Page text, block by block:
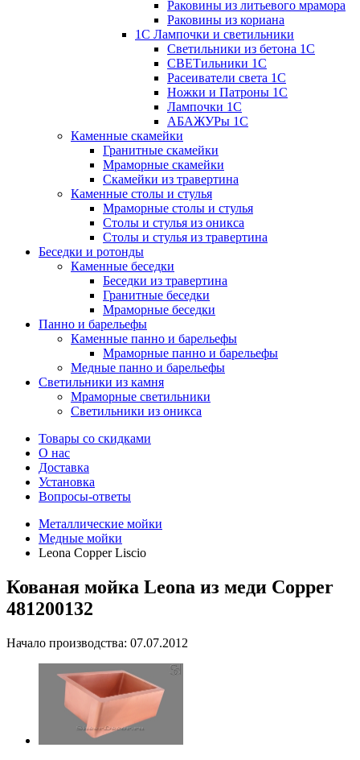
Раковины из литьевого мрамора
Раковины из кориана
1С Лампочки и светильники
Светильники из бетона 1С
СВЕТильники 1С
Расеиватели света 1С
Ножки и Патроны 1С
Лампочки 1С
АБАЖУРы 1С
Каменные скамейки
Гранитные скамейки
Мраморные скамейки
Скамейки из травертина
Каменные столы и стулья
Мраморные столы и стулья
Столы и стулья из оникса
Столы и стулья из травертина
Беседки и ротонды
Каменные беседки
Беседки из травертина
Гранитные беседки
Мраморные беседки
Панно и барельефы
Каменные панно и барельефы
Мраморные панно и барельефы
Медные панно и барельефы
Светильники из камня
Мраморные светильники
Светильники из оникса
Товары со скидками
О нас
Доставка
Установка
Вопросы-ответы
Металлические мойки
Медные мойки
Leona Copper Liscio
Кованая мойка Leona из меди Copper
481200132
Начало производства: 07.07.2012